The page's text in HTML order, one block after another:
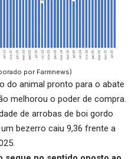
por Farmnews)
do animal pronto para o abate
melhorou o poder de compra.
de arrobas de boi gordo
bezerro caiu 9,36 frente a